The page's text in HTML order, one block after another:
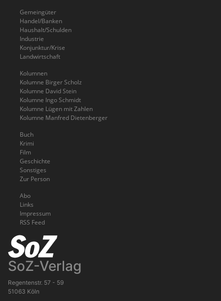
Gemeingüter
Handel/Banken
Haushalt/Schulden
Industrie
Konjunktur/Krise
Landwirtschaft
Kolumnen
Kolumne Birger Scholz
Kolumne David Stein
Kolumne Ingo Schmidt
Kolumne Lügen mit Zahlen
Kolumne Manfred Dietenberger
Buch
Krimi
Film
Geschichte
Sonstiges
Zur Person
Abo
Links
Impressum
RSS Feed
SoZ-Verlag
Regentenstr. 57 - 59
51063 Köln